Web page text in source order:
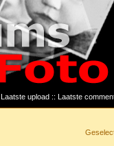
Laatste upload:: Laatste